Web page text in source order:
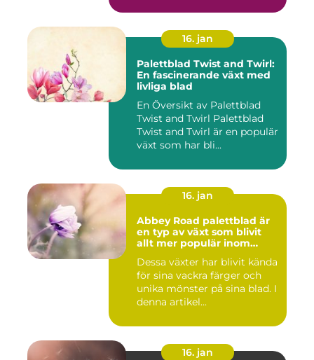
16. jan
Palettblad Twist and Twirl:
En fascinerande växt med
livliga blad
En Översikt av Palettblad
Twist and Twirl Palettblad
Twist and Twirl är en populär
växt som har bli...
16. jan
Abbey Road palettblad är
en typ av växt som blivit
allt mer populär inom
Dessa växter har blivit kända
för sina vackra färger och
unika mönster på sina blad. I
denna artikel...
16. jan